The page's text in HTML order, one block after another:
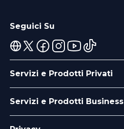
Seguici Su
Servizi e Prodotti Privati
Servizi e Prodotti Business